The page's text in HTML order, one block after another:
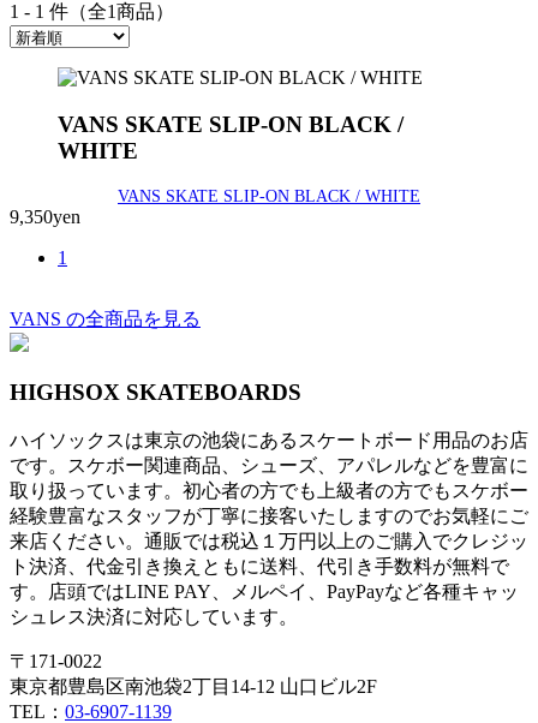
1 - 1 件（全1商品）
VANS SKATE SLIP-ON BLACK /
WHITE
VANS SKATE SLIP-ON BLACK / WHITE
9,350yen
1
VANS の全商品を見る
HIGHSOX SKATEBOARDS
ハイソックスは東京の池袋にあるスケートボード用品のお店
です。スケボー関連商品、シューズ、アパレルなどを豊富に
取り扱っています。初心者の方でも上級者の方でもスケボー
経験豊富なスタッフが丁寧に接客いたしますのでお気軽にご
来店ください。通販では税込１万円以上のご購入でクレジッ
ト決済、代金引き換えともに送料、代引き手数料が無料で
す。店頭ではLINE PAY、メルペイ、PayPayなど各種キャッ
シュレス決済に対応しています。
〒171-0022
東京都豊島区南池袋2丁目14-12 山口ビル2F
TEL： 03-6907-1139